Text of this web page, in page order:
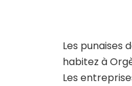
Les punaises
habitez à
Les